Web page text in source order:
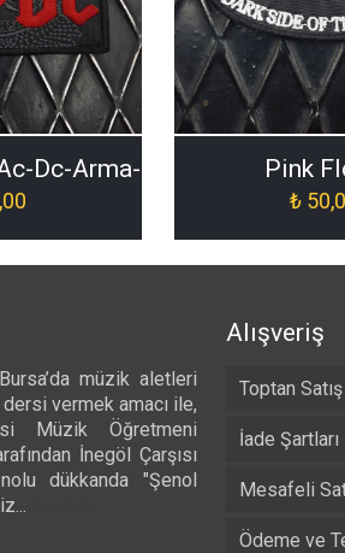
Dc-Arma-Patch-ORJ-022]
Pink
₺
müzik aletleri
vermek amacı ile,
Müzik Öğretmeni
İnegöl Çarşısı
dükkanda "Şenol
Alışveriş
Toptan Satış
İade Şartları
Mesafeli
Ödeme ve